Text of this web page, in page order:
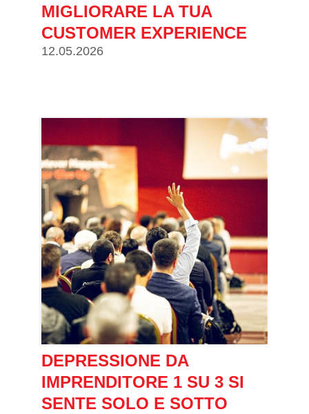
MIGLIORARE LA TUA
CUSTOMER EXPERIENCE
12.05.2026
DEPRESSIONE DA
IMPRENDITORE 1 SU 3 SI
SENTE SOLO E SOTTO